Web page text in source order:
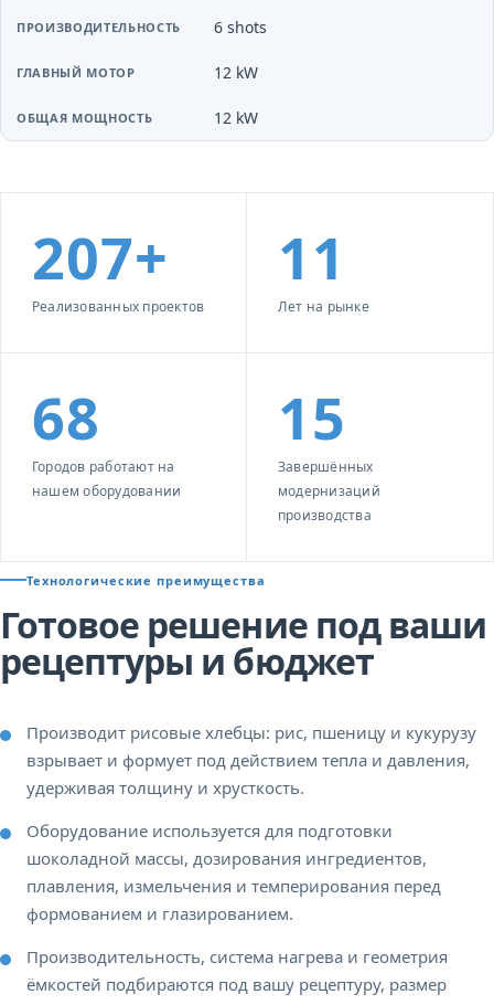
6 shots
12 kW
12 kW
207+
Реализованных проектов
11
Лет на рынке
68
Городов работают на
нашем оборудовании
15
Завершённых
модернизаций
производства
Технологические преимущества
Готовое решение под ваши
рецептуры и бюджет
Производит рисовые хлебцы: рис, пшеницу и кукурузу
взрывает и формует под действием тепла и давления,
удерживая толщину и хрусткость.
Оборудование используется для подготовки
шоколадной массы, дозирования ингредиентов,
плавления, измельчения и темперирования перед
формованием и глазированием.
Производительность, система нагрева и геометрия
ёмкостей подбираются под вашу рецептуру, размер